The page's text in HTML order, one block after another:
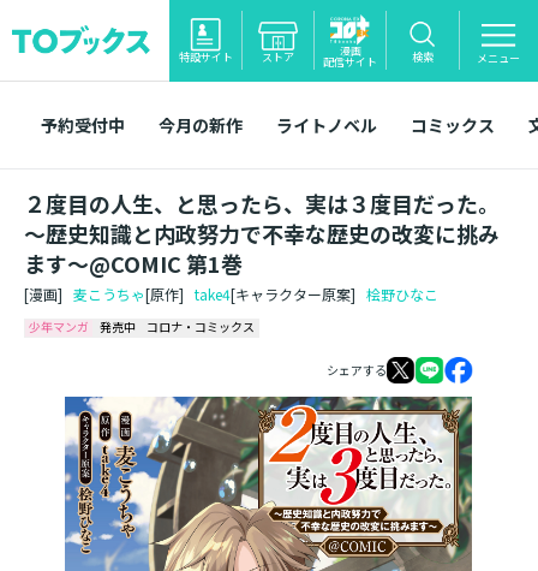
特設サイト ストア 漫画
配信サイト 検索 メニュー
予約受付中 今月の新作 ライトノベル コミックス
２度目の人生、と思ったら、実は３度目だった。
～歴史知識と内政努力で不幸な歴史の改変に挑み
ます～@COMIC 第1巻
[漫画] 麦こうちゃ[原作]take4[キャラクター原案] 桧野ひなこ
少年マンガ 発売中 コロナ・コミックス
シェアする